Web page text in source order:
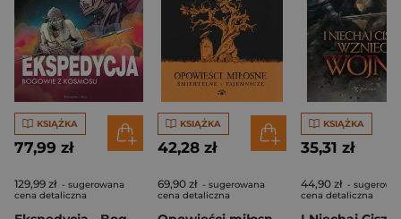
KSIĄŻKA
77,99 zł
129,99 zł - sugerowana
cena detaliczna
KSIĄŻKA
42,28 zł
69,90 zł - sugerowana
cena detaliczna
KSIĄŻKA
35,31 zł
44,90 zł -
cena detaliczna